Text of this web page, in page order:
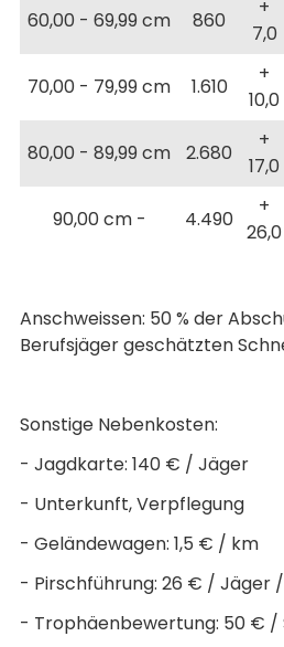
60,00 - 69,99 cm 860
+
7,0
70,00 - 79,99 cm 1.610
+
10,0
80,00 - 89,99 cm 2.680
+
17,0
90,00 cm - 4.490
+
26,0
Anschweissen: 50 % der
Berufsjäger geschätzten
Sonstige Nebenkosten:
- Jagdkarte: 140 € / Jäger
- Unterkunft, Verpflegung
- Geländewagen: 1,5 € / km
- Pirschführung: 26 € / Jäger
- Trophäenbewertung: 50 € /